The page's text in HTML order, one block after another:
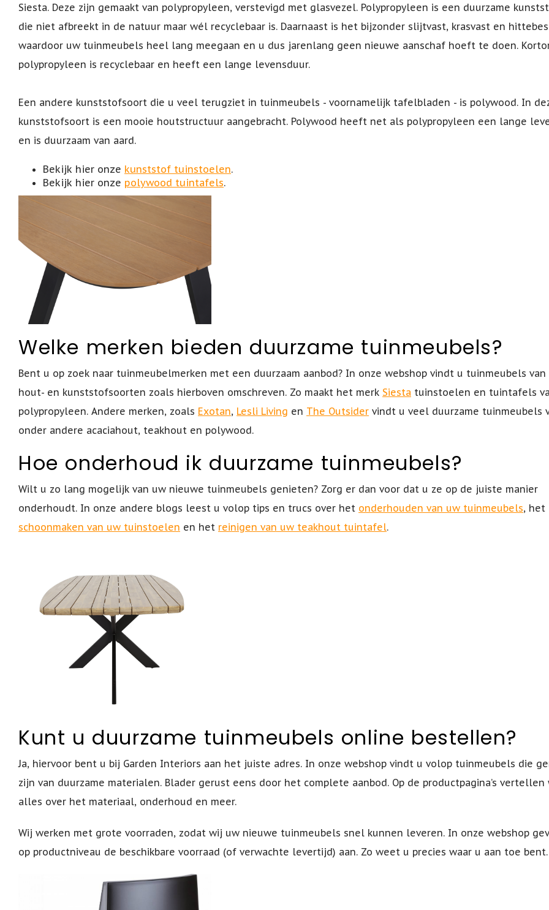
Siesta. Deze zijn gemaakt van polypropyleen, verstevigd met glasvezel. Polypropyleen is een duurzame
die niet afbreekt in de natuur maar wél recyclebaar is. Daarnaast is het bijzonder slijtvast, krasvast en
waardoor uw tuinmeubels heel lang meegaan en u dus jarenlang geen nieuwe aanschaf hoeft te doen.
polypropyleen is recyclebaar en heeft een lange levensduur.
Een andere kunststofsoort die u veel terugziet in tuinmeubels - voornamelijk tafelbladen - is polywood. In
kunststofsoort is een mooie houtstructuur aangebracht. Polywood heeft net als polypropyleen een lange
en is duurzaam van aard.
Bekijk hier onze kunststof tuinstoelen.
Bekijk hier onze polywood tuintafels.
Welke merken bieden duurzame tuinmeubels?
Bent u op zoek naar tuinmeubelmerken met een duurzaam aanbod? In onze webshop vindt u tuinmeubels van
hout- en kunststofsoorten zoals hierboven omschreven. Zo maakt het merk Siesta tuinstoelen en tuintafels
polypropyleen. Andere merken, zoals Exotan, Lesli Living en The Outsider vindt u veel duurzame tuinmeubels
onder andere acaciahout, teakhout en polywood.
Hoe onderhoud ik duurzame tuinmeubels?
Wilt u zo lang mogelijk van uw nieuwe tuinmeubels genieten? Zorg er dan voor dat u ze op de juiste manier
onderhoudt. In onze andere blogs leest u volop tips en trucs over het onderhouden van uw tuinmeubels, het
schoonmaken van uw tuinstoelen en het reinigen van uw teakhout tuintafel.
Kunt u duurzame tuinmeubels online bestellen?
Ja, hiervoor bent u bij Garden Interiors aan het juiste adres. In onze webshop vindt u volop tuinmeubels die
zijn van duurzame materialen. Blader gerust eens door het complete aanbod. Op de productpagina’s vertellen
alles over het materiaal, onderhoud en meer.
Wij werken met grote voorraden, zodat wij uw nieuwe tuinmeubels snel kunnen leveren. In onze webshop
op productniveau de beschikbare voorraad (of verwachte levertijd) aan. Zo weet u precies waar u aan toe bent.